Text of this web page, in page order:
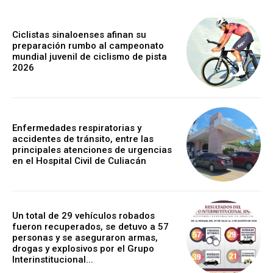
Ciclistas sinaloenses afinan su
preparación rumbo al campeonato
mundial juvenil de ciclismo de pista
2026
Enfermedades respiratorias y
accidentes de tránsito, entre las
principales atenciones de urgencias
en el Hospital Civil de Culiacán
Un total de 29 vehículos robados
fueron recuperados, se detuvo a 57
personas y se aseguraron armas,
drogas y explosivos por el Grupo
Interinstitucional...